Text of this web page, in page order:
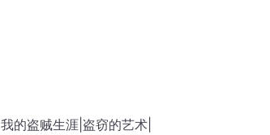
我的盗贼生涯|盗窃的艺术|